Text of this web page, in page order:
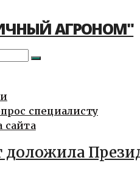
АГРОНОМ"
специалисту
сайта
доложила